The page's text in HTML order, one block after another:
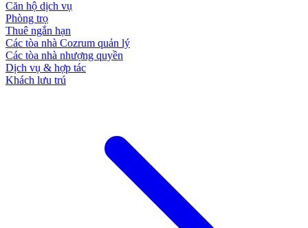
Căn hộ dịch vụ
Phòng trọ
Thuê ngắn hạn
Các tòa nhà Cozrum quản lý
Các tòa nhà nhượng quyền
Dịch vụ & hợp tác
Khách lưu trú